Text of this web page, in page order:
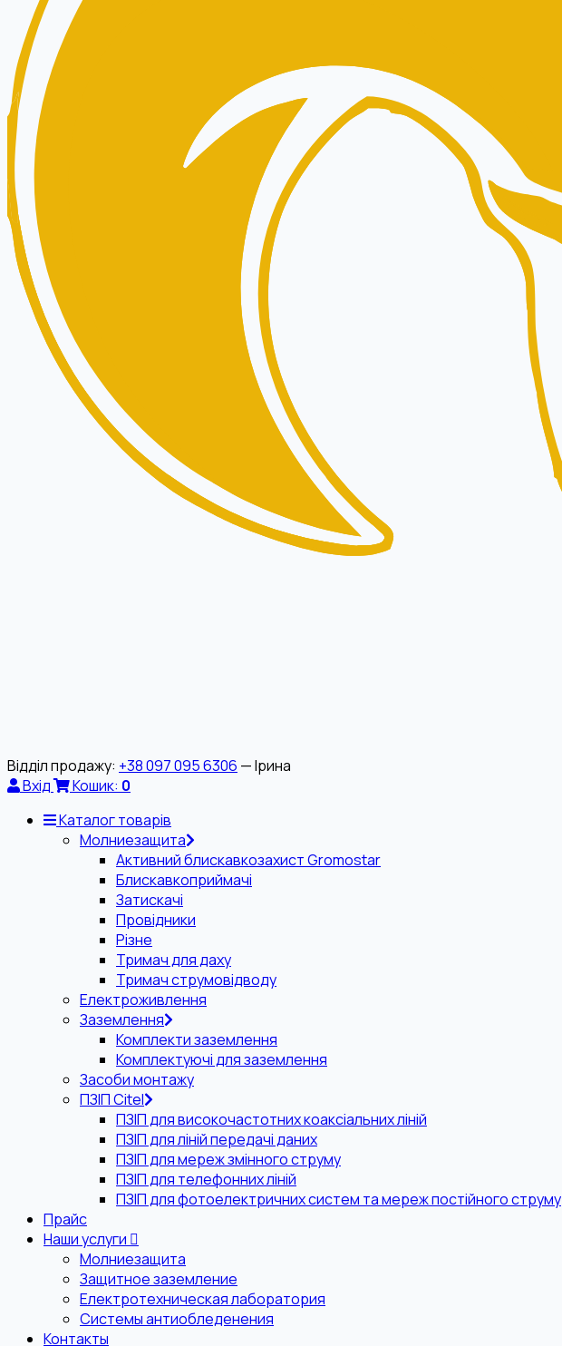
Відділ продажу: +38 097 095 6306 — Ірина
Вхід
Кошик: 0
Каталог товарів
Молниезащита
Активний блискавкозахист Gromostar
Блискавкоприймачі
Затискачі
Провідники
Різне
Тримач для даху
Тримач струмовідводу
Електроживлення
Заземлення
Комплекти заземлення
Комплектуючі для заземлення
Засоби монтажу
ПЗІП Citel
ПЗІП для високочастотних коаксіальних ліній
ПЗІП для ліній передачі даних
ПЗІП для мереж змінного струму
ПЗІП для телефонних ліній
ПЗІП для фотоелектричних систем та мереж постійного струму
Прайс
Наши услуги
Молниезащита
Защитное заземление
Електротехническая лаборатория
Системы антиобледенения
Контакты